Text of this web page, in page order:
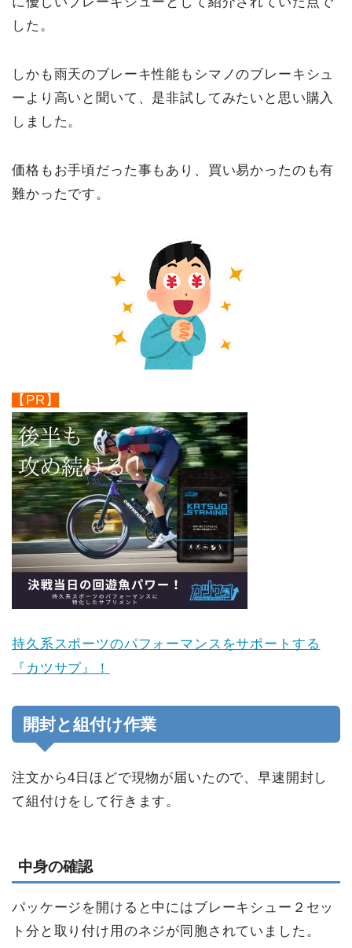
した。
しかも雨天のブレーキ性能もシマノのブレーキシュ
ーより高いと聞いて、是非試してみたいと思い購入
しました。
価格もお手頃だった事もあり、買い易かったのも有
難かったです。
【PR】
持久系スポーツのパフォーマンスをサポートする
『カツサプ』！
開封と組付け作業
注文から4日ほどで現物が届いたので、早速開封し
て組付けをして行きます。
中身の確認
パッケージを開けると中にはブレーキシュー２セッ
ト分と取り付け用のネジが同胞されていました。